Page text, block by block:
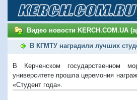
Видео новости KERCH.COM.UA
В КГМТУ наградили лучших
В Керченском государственном
университете прошла церемония
«Студент года».